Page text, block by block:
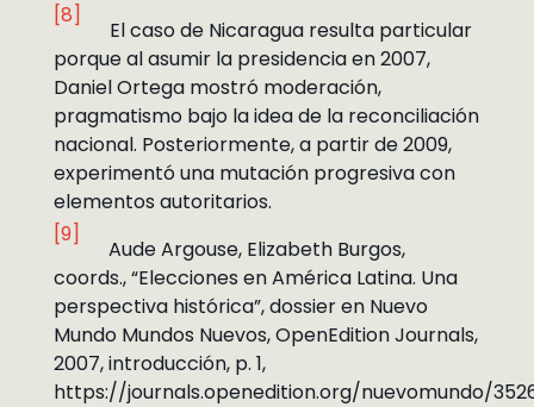
[8]
El caso de Nicaragua resulta particular
porque al asumir la presidencia en 2007,
Daniel Ortega mostró moderación,
pragmatismo bajo la idea de la reconciliación
nacional. Posteriormente, a partir de 2009,
experimentó una mutación progresiva con
elementos autoritarios.
[9]
Aude Argouse, Elizabeth Burgos,
coords., “Elecciones en América Latina. Una
perspectiva histórica”, dossier en Nuevo
Mundo Mundos Nuevos, OpenEdition Journals,
2007, introducción, p. 1,
https://journals.openedition.org/nuevomundo/